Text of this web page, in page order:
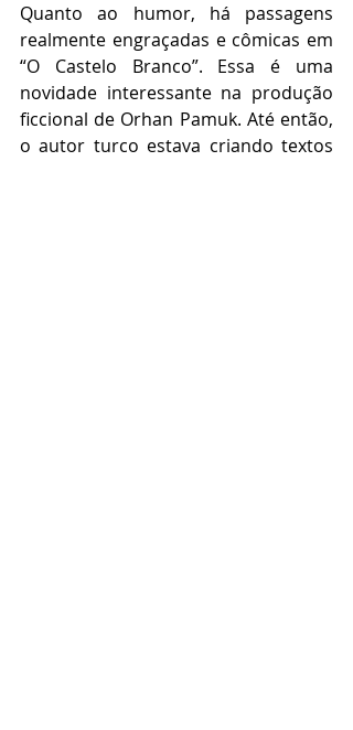
Quanto ao humor, há passagens
realmente engraçadas e cômicas em
“O Castelo Branco”. Essa é uma
novidade interessante na produção
ficcional de Orhan Pamuk. Até então,
o autor turco estava criando textos